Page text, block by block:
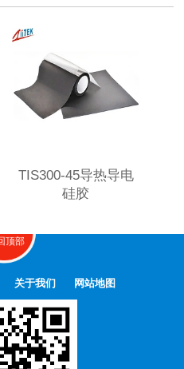
TIS300-45导热导电
硅胶
顶部
关于我们 网站地图